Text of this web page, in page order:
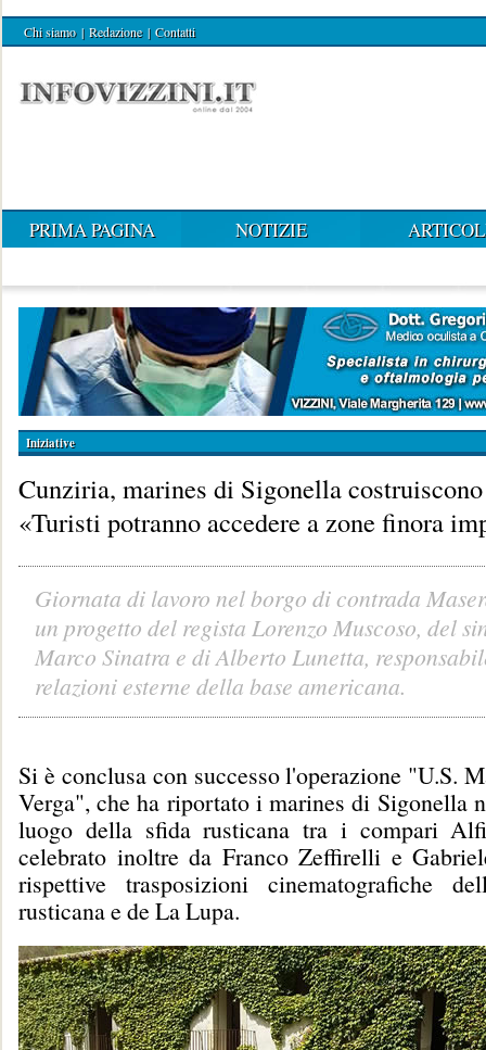
Chi siamo | Redazione | Contatti
PRIMA PAGINA NOTIZIE
Iniziative
Cunziria, marines di Sigonella
«Turisti potranno accedere a zone finora
Giornata di lavoro nel borgo di contrada
un progetto del regista Lorenzo Muscoso, del
Marco Sinatra e di Alberto Lunetta,
relazioni esterne della base americana.
Si è conclusa con successo l'operazione "U.S.
Verga", che ha riportato i marines di Sigonella
luogo della sfida rusticana tra i compari
celebrato inoltre da Franco Zeffirelli e
rispettive trasposizioni cinematografiche
rusticana e de La Lupa.